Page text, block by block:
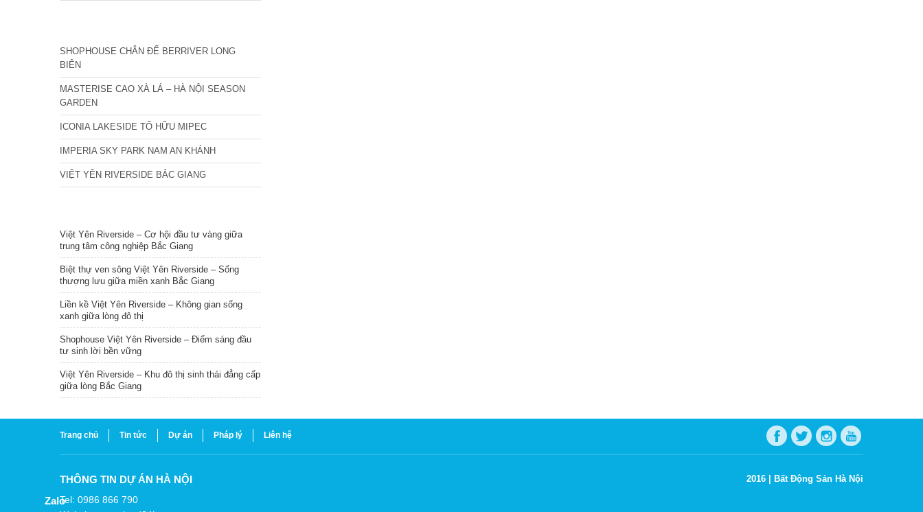
SHOPHOUSE CHÂN ĐẾ BERRIVER LONG
BIÊN
MASTERISE CAO XÀ LÁ – HÀ NỘI SEASON
GARDEN
ICONIA LAKESIDE TỐ HỮU MIPEC
IMPERIA SKY PARK NAM AN KHÁNH
VIỆT YÊN RIVERSIDE BẮC GIANG
Việt Yên Riverside – Cơ hội đầu tư vàng giữa
trung tâm công nghiệp Bắc Giang
Biệt thự ven sông Việt Yên Riverside – Sống
thượng lưu giữa miền xanh Bắc Giang
Liền kề Việt Yên Riverside – Không gian sống
xanh giữa lòng đô thị
Shophouse Việt Yên Riverside – Điểm sáng đầu
tư sinh lời bền vững
Việt Yên Riverside – Khu đô thị sinh thái đẳng cấp
giữa lòng Bắc Giang
Trang chủ Tin tức Dự án Pháp lý Liên hệ
THÔNG TIN DỰ ÁN HÀ NỘI
Tel: 0986 866 790
2016 | Bất Động Sản Hà Nội
Zalo